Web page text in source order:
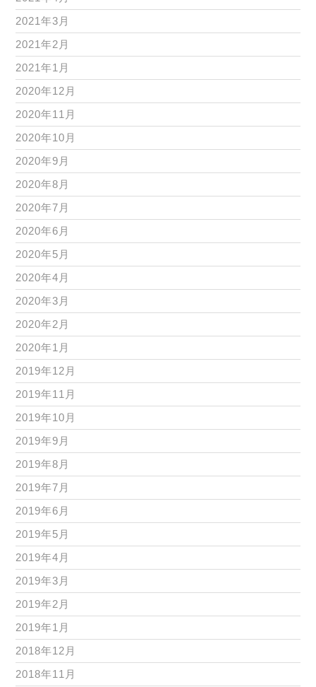
2021年3月
2021年2月
2021年1月
2020年12月
2020年11月
2020年10月
2020年9月
2020年8月
2020年7月
2020年6月
2020年5月
2020年4月
2020年3月
2020年2月
2020年1月
2019年12月
2019年11月
2019年10月
2019年9月
2019年8月
2019年7月
2019年6月
2019年5月
2019年4月
2019年3月
2019年2月
2019年1月
2018年12月
2018年11月